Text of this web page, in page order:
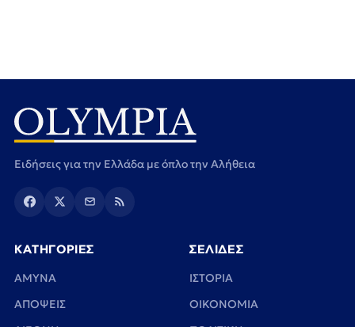
Ειδήσεις για την Ελλάδα με όπλο την Αλήθεια
ΚΑΤΗΓΟΡΙΕΣ
ΑΜΥΝΑ
ΑΠΟΨΕΙΣ
ΣΕΛΙΔΕΣ
ΙΣΤΟΡΙΑ
ΟΙΚΟΝΟΜΙΑ